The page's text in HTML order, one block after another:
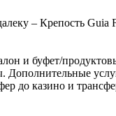
– Крепость Guia
и буфет/
до казино и